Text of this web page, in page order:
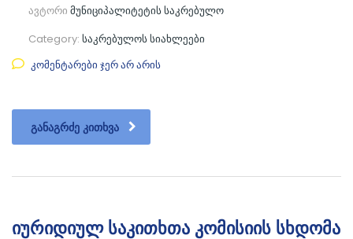
ავტორი მუნიციპალიტეტის საკრებულო
Category: საკრებულოს სიახლეები
კომენტარები ჯერ არ არის
ᲒᲐᲜᲐᲒᲠᲫᲔ ᲙᲘᲗᲮᲕᲐ
იურიდიულ საკითხთა კომისიის სხდომა